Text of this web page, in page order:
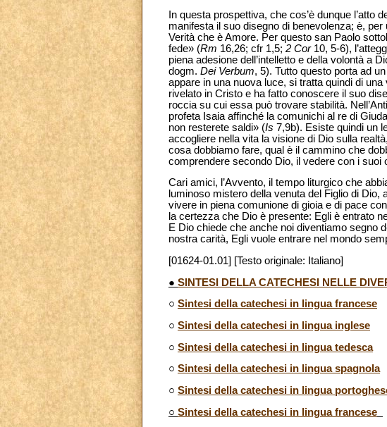
In questa prospettiva, che cos’è dunque l’atto
manifesta il suo disegno di benevolenza; è,
Verità che è Amore. Per questo san Paolo
fede» (Rm 16,26; cfr 1,5; 2 Cor10, 5-6),
piena adesione dell’intelletto e della volontà a
dogm. Dei Verbum, 5). Tutto questo porta ad
appare in una nuova luce, si tratta quindi di
rivelato in Cristo e ha fatto conoscere il suo
roccia su cui essa può trovare stabilità.
profeta Isaia affinché la comunichi al re di
non resterete saldi» (Is 7,9b). Esiste quindi un
accogliere nella vita la visione di Dio sulla
cosa dobbiamo fare, qual è il cammino che
comprendere secondo Dio, il vedere con i
Cari amici, l’Avvento, il tempo liturgico che
luminoso mistero della venuta del Figlio di
vivere in piena comunione di gioia e di pace
la certezza che Dio è presente: Egli è entrato
E Dio chiede che anche noi diventiamo segno
nostra carità, Egli vuole entrare nel mondo
[01624-01.01] [Testo originale: Italiano]
● SINTESI DELLA CATECHESI NELLE
○ Sintesi della catechesi in lingua francese
○ Sintesi della catechesi in lingua inglese
○ Sintesi della catechesi in lingua tedesca
○ Sintesi della catechesi in lingua spagnola
○ Sintesi della catechesi in lingua
○ Sintesi della catechesi in lingua francese